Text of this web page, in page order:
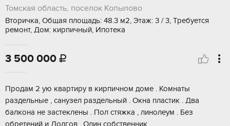
Томская область, поселок Копылово
Вторичка, Общая площадь: 48.3 м2, Этаж: 3 / 3, Требуется
ремонт, Дом: кирпичный, Ипотека
3 500 000 
Продам 2 ую квартиру в кирпичном доме . Комнаты
раздельные , санузел раздельный . Окна пластик . Два
балкона не застеклены . Пол стяжка , линолеум . Без
обретений и Долгов . Один собственник .